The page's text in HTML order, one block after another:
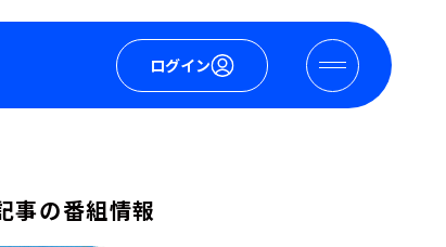
ログイン
事の番組情報